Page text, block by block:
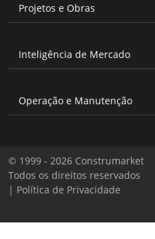
Projetos e Obras
Inteligência de Mercado
Operação e Manutenção
© 1999 - 2026 Construmarket
Todos os direitos reservados
| Política de Privacidade